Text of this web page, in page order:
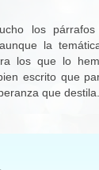
los párrafos
la
los que lo
escrito que
que